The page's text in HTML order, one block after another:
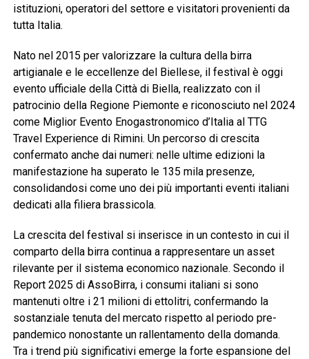
istituzioni, operatori del settore e visitatori provenienti da
tutta Italia.
Nato nel 2015 per valorizzare la cultura della birra
artigianale e le eccellenze del Biellese, il festival è oggi
evento ufficiale della Città di Biella, realizzato con il
patrocinio della Regione Piemonte e riconosciuto nel 2024
come Miglior Evento Enogastronomico d’Italia al TTG
Travel Experience di Rimini. Un percorso di crescita
confermato anche dai numeri: nelle ultime edizioni la
manifestazione ha superato le 135 mila presenze,
consolidandosi come uno dei più importanti eventi italiani
dedicati alla filiera brassicola.
La crescita del festival si inserisce in un contesto in cui il
comparto della birra continua a rappresentare un asset
rilevante per il sistema economico nazionale. Secondo il
Report 2025 di AssoBirra, i consumi italiani si sono
mantenuti oltre i 21 milioni di ettolitri, confermando la
sostanziale tenuta del mercato rispetto al periodo pre-
pandemico nonostante un rallentamento della domanda.
Tra i trend più significativi emerge la forte espansione del